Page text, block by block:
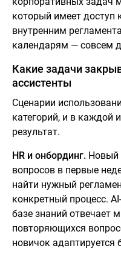
который имеет доступ
внутренним
календарям — совсем
Какие задачи
ассистенты
Сценарии
категорий, и в каждой
результат.
HR и онбординг. Новый
вопросов в первые
найти нужный
конкретный процесс.
базе знаний отвечает
повторяющихся
новичок адаптируется